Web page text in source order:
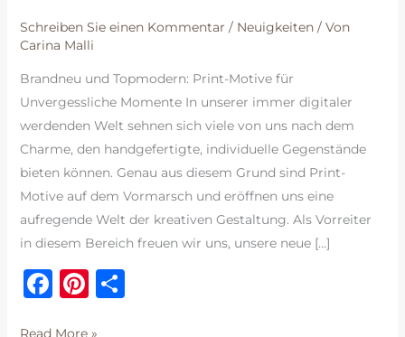
Schreiben Sie einen Kommentar / Neuigkeiten/ Von
Carina Malli
Brandneu und Topmodern: Print-Motive für
Unvergessliche Momente In unserer immer digitaler
werdenden Welt sehnen sich viele von uns nach dem
Charme, den handgefertigte, individuelle Gegenstände
bieten können. Genau aus diesem Grund sind Print-
Motive auf dem Vormarsch und eröffnen uns eine
aufregende Welt der kreativen Gestaltung. Als Vorreiter
in diesem Bereich freuen wir uns, unsere neue […]
F Pi T
Print-
Read More »